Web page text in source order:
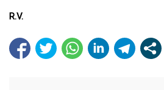
R.V.